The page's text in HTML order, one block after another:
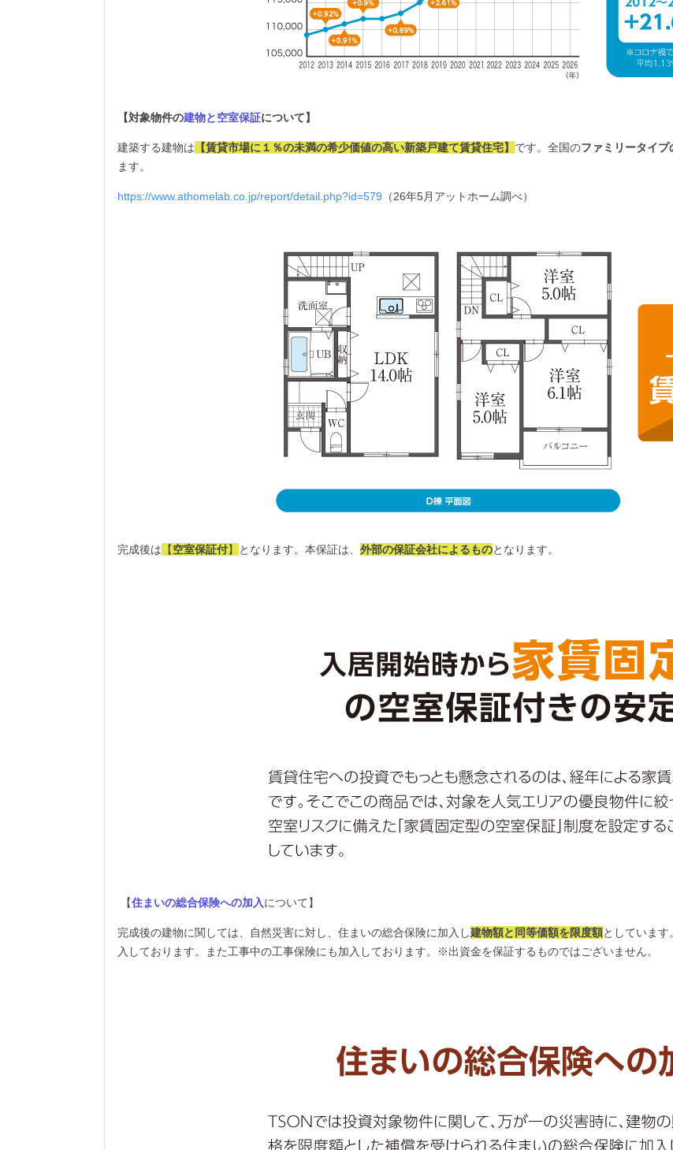
【対象物件の建物と空室保証について】
建築する建物は 【賃貸市場に１％の未満の希少価値の高い新築戸建て賃貸住宅】 です。 全国のファミリータイ
ます。
https://www.athomelab.co.jp/report/detail.php?id=579 （26年5月アットホーム調べ）
完成後は 【空室保証付】 となります。 本保証は、 外部の保証会社によるものとなります。
【住まいの総合保険への加入について】
完成後の建物に関しては、自然災害に対し、住まいの総合保険に加入し建物額と同等価額を限度額としています
入しております。また工事中の工事保険にも加入しております。※出資金を保証するものではございません。